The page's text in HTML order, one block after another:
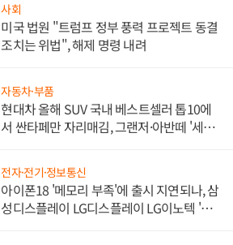
사회
미국 법원 "트럼프 정부 풍력 프로젝트 동결
조치는 위법", 해제 명령 내려
자동차·부품
현대차 올해 SUV 국내 베스트셀러 톱10에
서 싼타페만 자리매김, 그랜저·아반떼 '세단
전자·전기·정보통신
아이폰18 '메모리 부족'에 출시 지연되나, 삼
성디스플레이 LG디스플레이 LG이노텍 '탈